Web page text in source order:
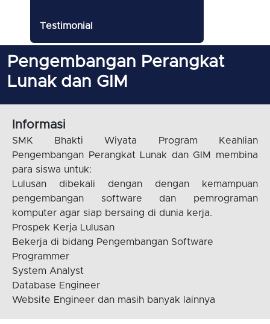
Testimonial
Pengembangan Perangkat
Lunak dan GIM
Informasi
SMK Bhakti Wiyata Program Keahlian
Pengembangan Perangkat Lunak dan GIM membina
para siswa untuk:
Lulusan dibekali dengan dengan kemampuan
pengembangan software dan pemrograman
komputer agar siap bersaing di dunia kerja.
Prospek Kerja Lulusan
Bekerja di bidang Pengembangan Software
Programmer
System Analyst
Database Engineer
Website Engineer dan masih banyak lainnya